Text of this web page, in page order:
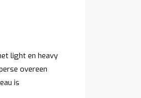
light en heavy
overeen
is